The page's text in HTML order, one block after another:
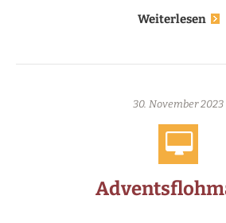
Weiterlesen
30. November 2023